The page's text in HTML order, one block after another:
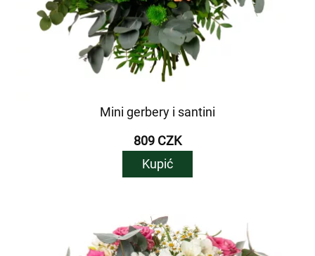
Mini gerbery i santini
809 CZK
Kupić